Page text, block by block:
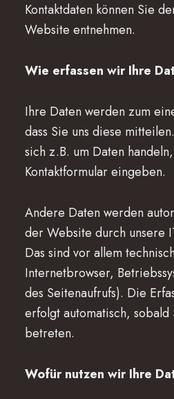
Kontaktdaten können Sie
Website entnehmen.
Wie erfassen wir Ihre
Ihre Daten werden zum
dass Sie uns diese
sich z.B. um Daten
Kontaktformular eingeben.
Andere Daten werden
der Website durch unsere
Das sind vor allem
Internetbrowser,
des Seitenaufrufs). Die
erfolgt automatisch,
betreten.
Wofür nutzen wir Ihre